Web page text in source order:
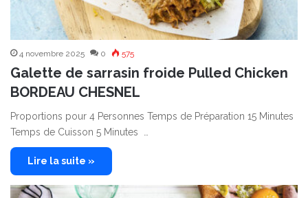
4 novembre 2025 0 575
Galette de sarrasin froide Pulled Chicken
BORDEAU CHESNEL
Proportions pour 4 Personnes Temps de Préparation 15 Minutes
Temps de Cuisson 5 Minutes …
Lire la suite »